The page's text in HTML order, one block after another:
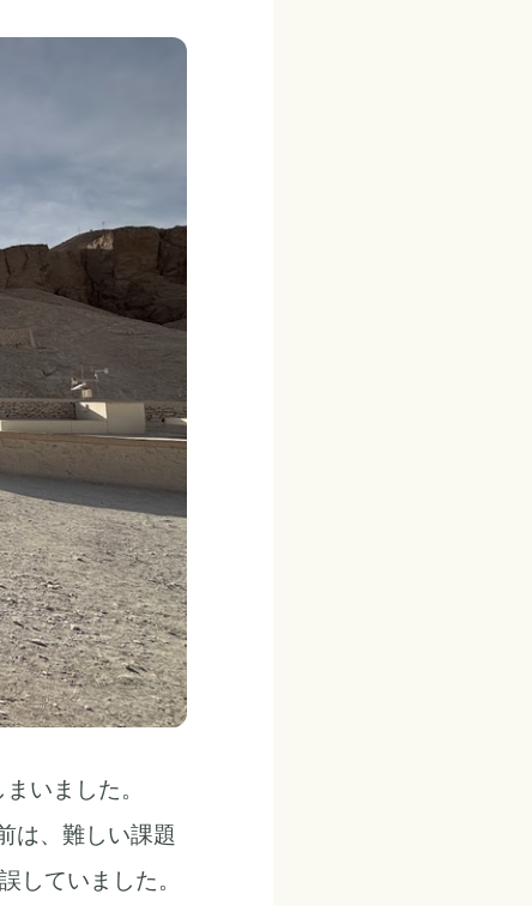
いました。
は、難しい課題
ていました。